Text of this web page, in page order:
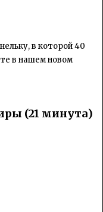
в которой 40
в нашем новом
(21 минута)